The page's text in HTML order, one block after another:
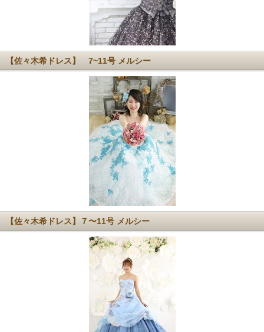
【佐々木希ドレス】 7~11号 メルシー
【佐々木希ドレス】７〜11号 メルシー